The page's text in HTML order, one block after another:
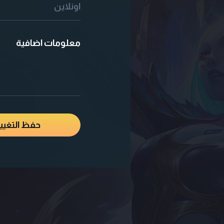
اونلاين
معلومات اضافية
حفظ